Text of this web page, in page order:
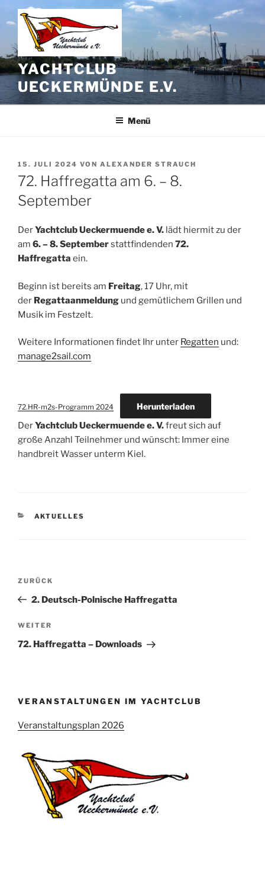
Zum
Inhalt
springen
YACHTCLUB
UECKERMÜNDE E.V.
Menü
VERÖFFENTLICHT
AM
15. JULI 2024 VON ALEXANDER STRAUCH
72. Haffregatta am 6. – 8.
September
DerYachtclub Ueckermuende e. V. lädt hiermit zu der
am 6. – 8. Septemberstattfindenden 72.
Haffregatta ein.
Beginn ist bereits am Freitag, 17 Uhr, mit
der Regattaanmeldung und gemütlichem Grillen und
Musik im Festzelt.
Weitere Informationen findet Ihr unter Regatten und:
manage2sail.com
72.HR-m2s-Programm 2024 Herunterladen
DerYachtclub Ueckermuende e. V.freut sich auf
große Anzahl Teilnehmer und wünscht: Immer eine
handbreit Wasser unterm Kiel.
KATEGORIEN
AKTUELLES
Beitragsnavigation
Vorheriger
Beitrag
ZURÜCK
2. Deutsch-Polnische Haffregatta
Nächster
Beitrag
WEITER
72. Haffregatta – Downloads
VERANSTALTUNGEN IM YACHTCLUB
Veranstaltungsplan 2026